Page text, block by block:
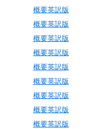
概要英訳版
概要英訳版
概要英訳版
概要英訳版
概要英訳版
概要英訳版
概要英訳版
概要英訳版
概要英訳版